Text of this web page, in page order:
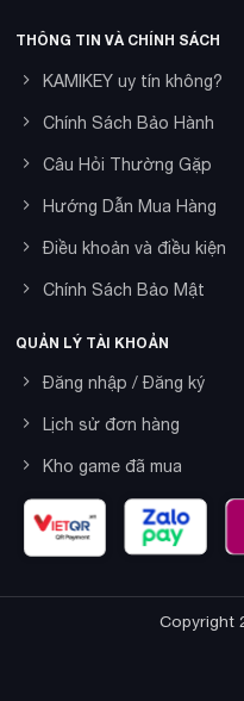
THÔNG TIN VÀ CHÍNH SÁCH
KAMIKEY uy tín không?
Chính Sách Bảo Hành
Câu Hỏi Thường Gặp
Hướng Dẫn Mua Hàng
Điều khoản và điều kiện
Chính Sách Bảo Mật
QUẢN LÝ TÀI KHOẢN
Đăng nhập / Đăng ký
Lịch sử đơn hàng
Kho game đã mua
Copyright